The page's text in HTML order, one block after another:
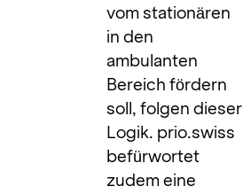
vom stationären
in den
ambulanten
Bereich fördern
soll, folgen dieser
Logik. prio.swiss
befürwortet
zudem eine